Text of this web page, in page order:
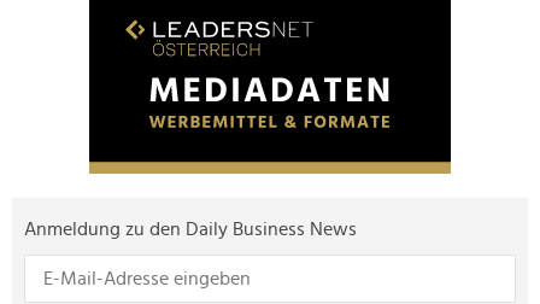
Anmeldung zu den Daily Business News